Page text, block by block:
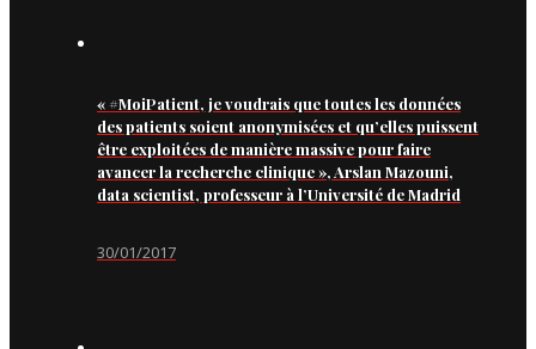
« #MoiPatient, je voudrais que toutes les données
des patients soient anonymisées et qu’elles puissent
être exploitées de manière massive pour faire
avancer la recherche clinique », Arslan Mazouni,
data scientist, professeur à l’Université de Madrid
30/01/2017